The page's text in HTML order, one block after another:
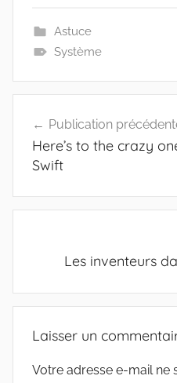
Astuce
Système
de
l’article
Publication
Here’s to the crazy
Swift
Les inventeurs
Laisser un
Votre adresse e-mail ne